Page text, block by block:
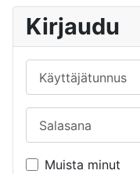
Kirjaudu
Muista minut